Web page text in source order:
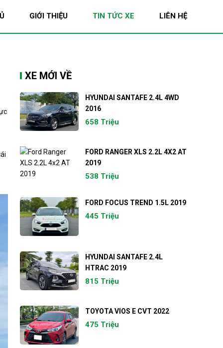
GIỚI THIỆU TIN TỨC XE LIÊN HỆ
XE MỚI VỀ
HYUNDAI SANTAFE 2.4L 4WD
2016
658 Triệu
FORD RANGER XLS 2.2L 4X2 AT
2019
538 Triệu
FORD FOCUS TREND 1.5L 2019
445 Triệu
HYUNDAI SANTAFE 2.4L
HTRAC 2019
815 Triệu
TOYOTA VIOS E CVT 2022
475 Triệu